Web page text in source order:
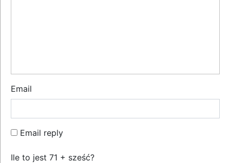
Email
Email reply
Ile to jest 71 + sześć?